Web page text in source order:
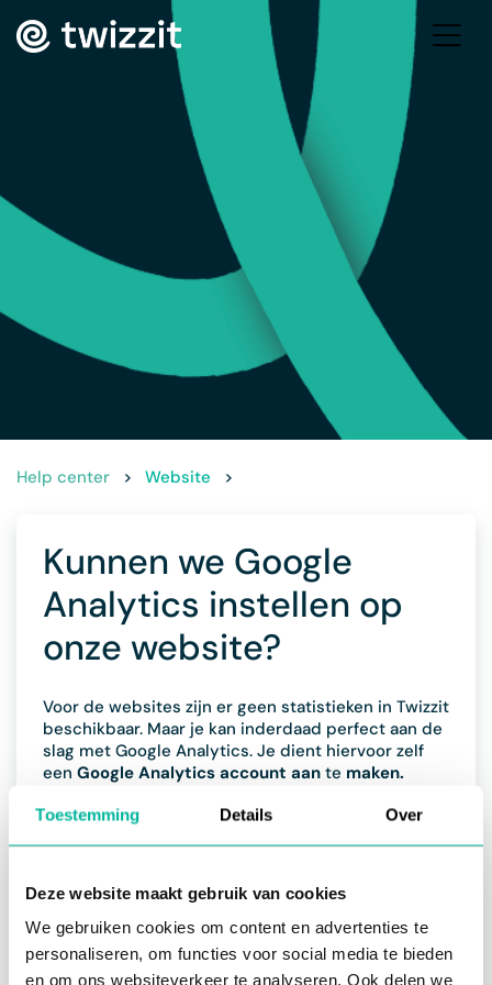
Toestemming Details Over
Deze website maakt gebruik van cookies
We gebruiken cookies om content en advertenties te
personaliseren, om functies voor social media te bieden
en om ons websiteverkeer te analyseren. Ook delen we
Help center > Website >
Kunnen we Google
Analytics instellen op
onze website?
Voor de websites zijn er geen statistieken in Twizzit
beschikbaar. Maar je kan inderdaad perfect aan de
slag met Google Analytics. Je dient hiervoor zelf
een Google Analytics account aan te maken.
Vervolgens helpen we je graag met het koppelen
terug te vinden, ga je naar
https://analytics.google.com/. Bovenaan zie je een
kader waarin staat 'Nog geen gegevens gekregen
van uw website'. In de zin daaronder staat het